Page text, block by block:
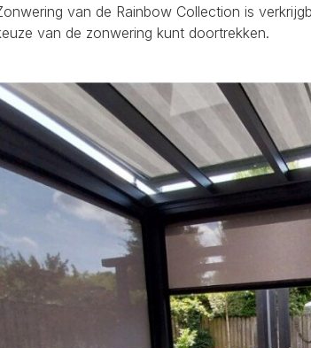
van de Rainbow Collection is
van de zonwering kunt doortrekken.